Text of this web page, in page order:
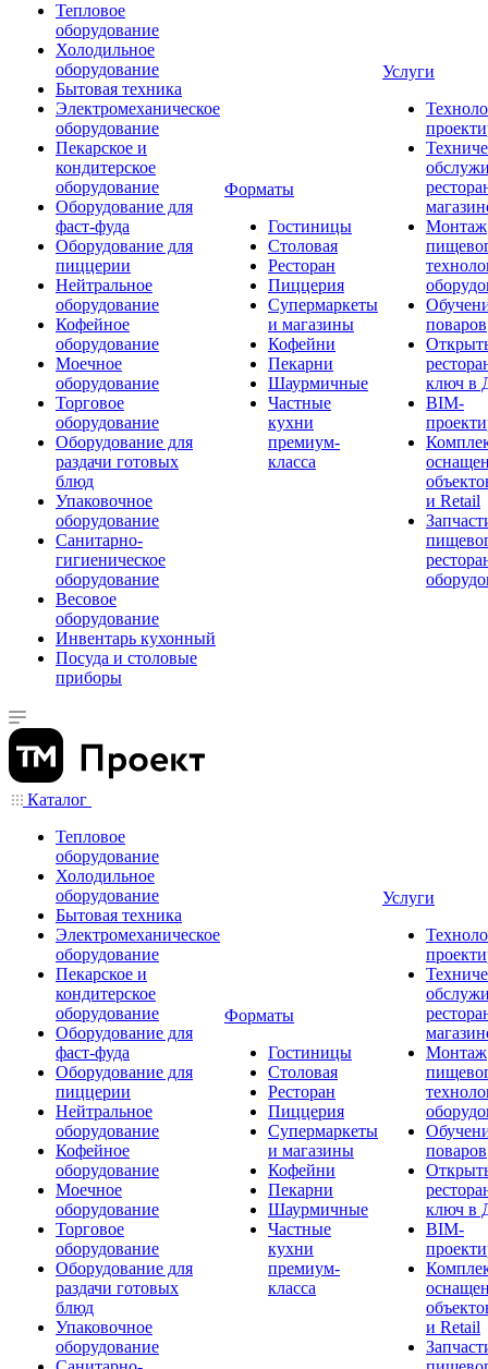
Тепловое
оборудование
Холодильное
оборудование
Бытовая техника
Электромеханическое
оборудование
Пекарское и
кондитерское
оборудование
Оборудование для
фаст-фуда
Оборудование для
пиццерии
Нейтральное
оборудование
Кофейное
оборудование
Моечное
оборудование
Торговое
оборудование
Оборудование для
раздачи готовых
блюд
Упаковочное
оборудование
Санитарно-
гигиеническое
оборудование
Весовое
оборудование
Инвентарь кухонный
Посуда и столовые
приборы
Форматы
Гостиницы
Столовая
Ресторан
Пиццерия
Супермаркеты
и магазины
Кофейни
Пекарни
Шаурмичные
Частные
кухни
премиум-
класса
Услуги
Монтаж
поваров
ключ в
BIM-
и Retail
Каталог
Тепловое
оборудование
Холодильное
оборудование
Бытовая техника
Электромеханическое
оборудование
Пекарское и
кондитерское
оборудование
Оборудование для
фаст-фуда
Оборудование для
пиццерии
Нейтральное
оборудование
Кофейное
оборудование
Моечное
оборудование
Торговое
оборудование
Оборудование для
раздачи готовых
блюд
Упаковочное
оборудование
Форматы
Гостиницы
Столовая
Ресторан
Пиццерия
Супермаркеты
и магазины
Кофейни
Пекарни
Шаурмичные
Частные
кухни
премиум-
класса
Услуги
Монтаж
поваров
ключ в
BIM-
и Retail